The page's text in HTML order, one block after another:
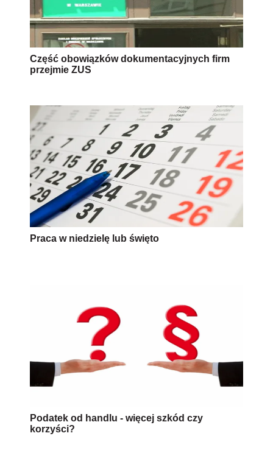
Część obowiązków dokumentacyjnych firm
przejmie ZUS
Praca w niedzielę lub święto
Podatek od handlu - więcej szkód czy
korzyści?